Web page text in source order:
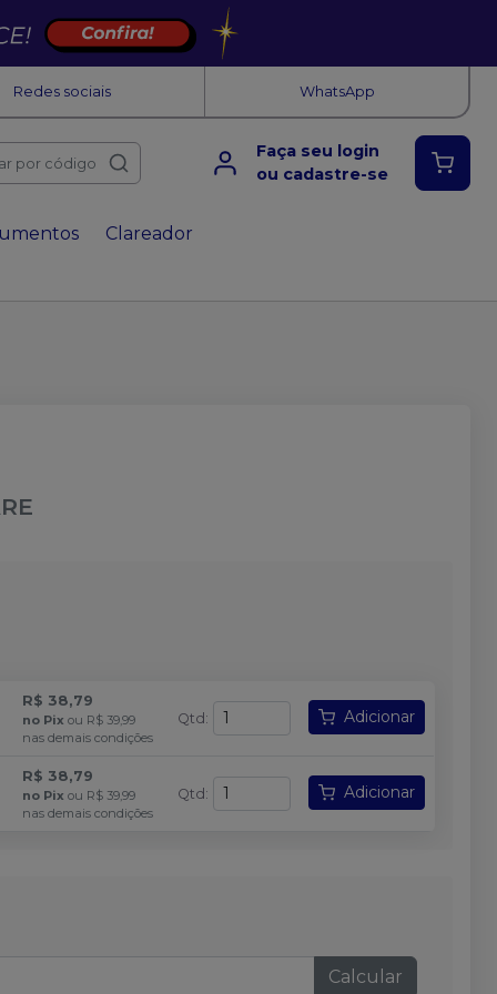
Redes sociais WhatsApp
por código
Faça seu login
ou cadastre-se
Clareador
R$ 38,79
no Pix ou R$ 39,99
nas demais condições
Qtd: Adicionar
R$ 38,79
no Pix ou R$ 39,99
nas demais condições
Qtd: Adicionar
Calcular